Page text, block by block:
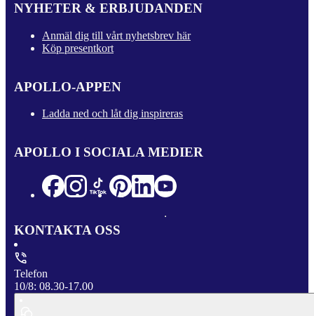
NYHETER & ERBJUDANDEN
Anmäl dig till vårt nyhetsbrev här
Köp presentkort
APOLLO-APPEN
Ladda ned och låt dig inspireras
APOLLO I SOCIALA MEDIER
KONTAKTA OSS
Telefon
10/8: 08.30-17.00